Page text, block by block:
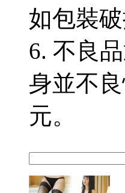
如包裝
6. 不良
身並不
元。